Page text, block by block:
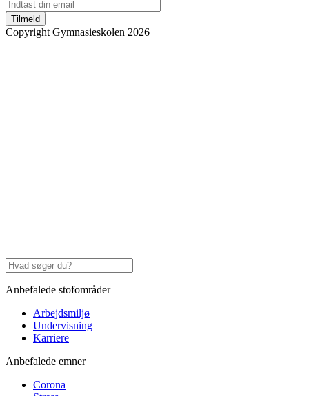
Tilmeld
Copyright Gymnasieskolen 2026
Anbefalede stofområder
Arbejdsmiljø
Undervisning
Karriere
Anbefalede emner
Corona